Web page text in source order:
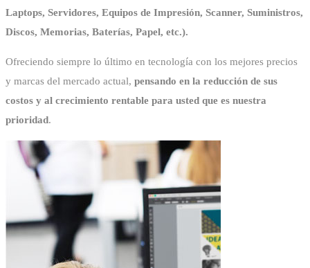
Laptops, Servidores, Equipos de Impresión, Scanner, Suministros,
Discos, Memorias, Baterías, Papel, etc.).
Ofreciendo siempre lo último en tecnología con los mejores precios
y marcas del mercado actual, pensando en la reducción de sus
costos y al crecimiento rentable para usted que es nuestra
prioridad.